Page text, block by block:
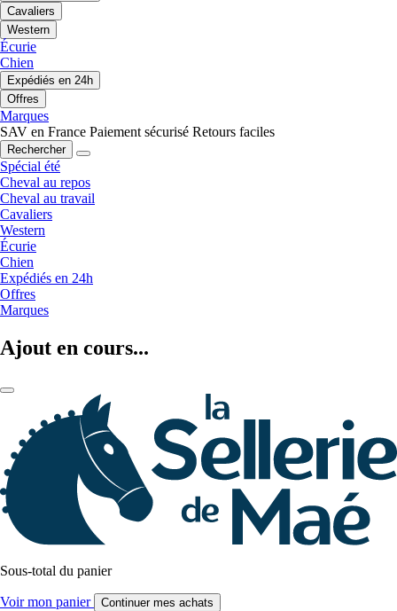
Cavaliers
Western
Écurie
Chien
Expédiés en 24h
Offres
Marques
SAV en France Paiement sécurisé Retours faciles
Rechercher
Spécial été
Cheval au repos
Cheval au travail
Cavaliers
Western
Écurie
Chien
Expédiés en 24h
Offres
Marques
Ajout en cours...
Sous-total du panier
Voir mon panier Continuer mes achats